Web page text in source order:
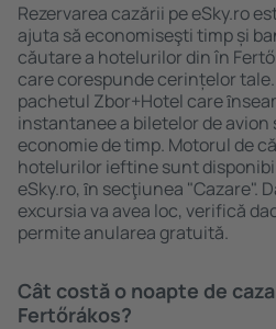
Rezervarea cazării pe eSky.ro
ajuta să economiseşti timp și
căutare a hotelurilor din în
care corespunde cerințelor
pachetul Zbor+Hotel care
instantanee a biletelor de avion
economie de timp. Motorul de
hotelurilor ieftine sunt
eSky.ro, ȋn secţiunea "Cazare".
excursia va avea loc, verifică
permite anularea gratuită.
Cât costă o noapte de
Fertőrákos?